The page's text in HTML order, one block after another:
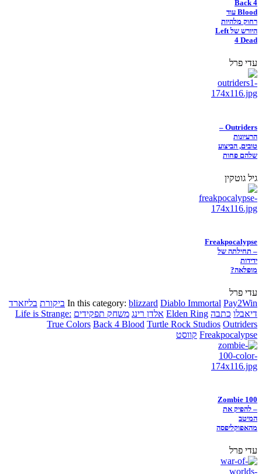
Back 4
Blood עוד
רחוק מלהיות
היורש של Left
4 Dead
עדי פרל
Outriders –
הרעיונות
טובים, הביצוע
שלהם פחות
גיל גוטקין
Freakpocalypse
– תחילתה של
ידידות
מופלאה?
עדי פרל
In this category: blizzard Diablo Immortal Pay2Win ביקורת בליזארד
דיאבלו כתבה Elden Ring אלדן רינג משחק תפקידים Life is Strange:
True Colors Back 4 Blood Turtle Rock Studios Outriders
Freakpocalypse קווסט
Zombie 100
– להפיק את
המיטב
מהאפוקליפסה
עדי פרל